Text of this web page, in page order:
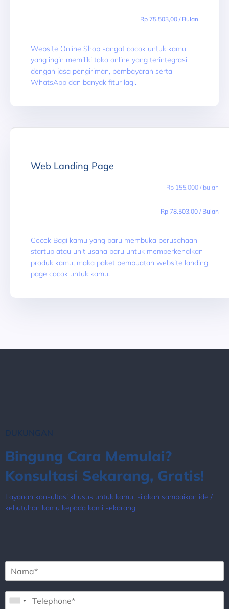
Rp 75.503,00 / Bulan
Website Online Shop sangat cocok untuk kamu
yang ingin memiliki toko online yang terintegrasi
dengan jasa pengiriman, pembayaran serta
WhatsApp dan banyak fitur lagi.
Web Landing Page
Rp 155.000 / bulan
Rp 78.503,00 / Bulan
Cocok Bagi kamu yang baru membuka perusahaan
startup atau unit usaha baru untuk memperkenalkan
produk kamu, maka paket pembuatan website landing
page cocok untuk kamu.
DUKUNGAN
Bingung Cara Memulai?
Konsultasi Sekarang, Gratis!
Layanan konsultasi khusus untuk kamu, silakan sampaikan ide /
kebutuhan kamu kepada kami sekarang.